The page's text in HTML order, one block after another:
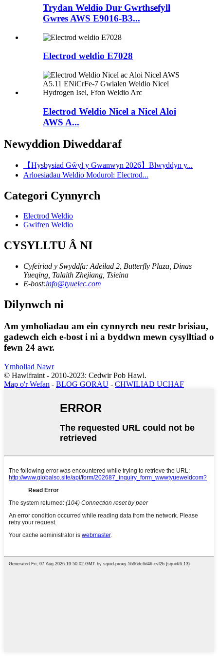
Trydan Weldio Dur Gwrthsefyll
Gwres AWS E9016-B3...
Electrod weldio E7028
Electrod Weldio Nicel a Nicel Aloi
AWS A...
Newyddion Diweddaraf
【Hysbysiad Gŵyl y Gwanwyn 2026】Blwyddyn y...
Arloesiadau Weldio Modurol: Electrod...
Categori Cynnyrch
Electrod Weldio
Gwifren Weldio
CYSYLLTU Â NI
Cyfeiriad y Swyddfa: Adeilad 2, Butterfly Plaza, Dinas
Yueqing, Talaith Zhejiang, Tsieina
E-bost:info@tyuelec.com
Dilynwch ni
Am ymholiadau am ein cynnyrch neu restr brisiau,
gadewch eich e-bost i ni a byddwn mewn cysylltiad o
fewn 24 awr.
Ymholiad Nawr
© Hawlfraint - 2010-2023: Cedwir Pob Hawl.
Map o'r Wefan - BLOG GORAU - CHWILIAD UCHAF